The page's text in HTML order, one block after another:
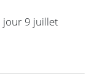
jour 9 juillet